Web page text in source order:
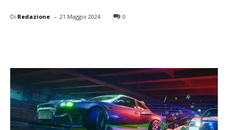
Di Redazione - 21 Maggio 2024 0